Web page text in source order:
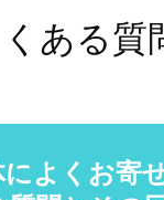
活動スケジュール
らせ
ある質
によくお寄